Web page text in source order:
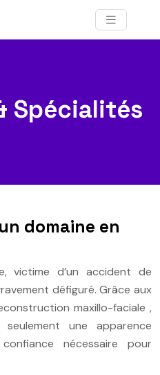
Spécialités
domaine en
victime d’un accident de
défiguré. Grâce aux
maxillo-faciale ,
une apparence
nécessaire pour